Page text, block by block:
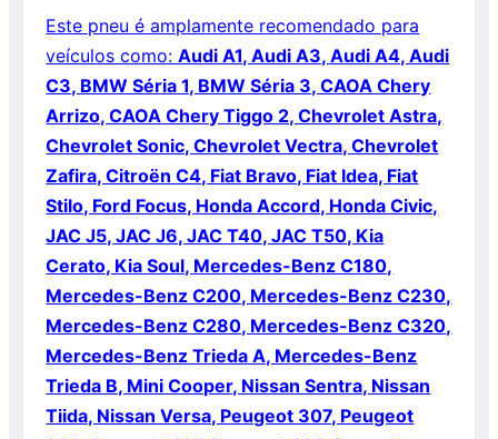
Este pneu é amplamente recomendado para
veículos como:Audi A1, Audi A3, Audi A4, Audi
C3, BMW Séria 1, BMW Séria 3, CAOA Chery
Arrizo, CAOA Chery Tiggo 2, Chevrolet Astra,
Chevrolet Sonic, Chevrolet Vectra, Chevrolet
Zafira, Citroën C4, Fiat Bravo, Fiat Idea, Fiat
Stilo, Ford Focus, Honda Accord, Honda Civic,
JAC J5, JAC J6, JAC T40, JAC T50, Kia
Cerato, Kia Soul, Mercedes-Benz C180,
Mercedes-Benz C200, Mercedes-Benz C230,
Mercedes-Benz C280, Mercedes-Benz C320,
Mercedes-Benz Trieda A, Mercedes-Benz
Trieda B, Mini Cooper, Nissan Sentra, Nissan
Tiida, Nissan Versa, Peugeot 307, Peugeot